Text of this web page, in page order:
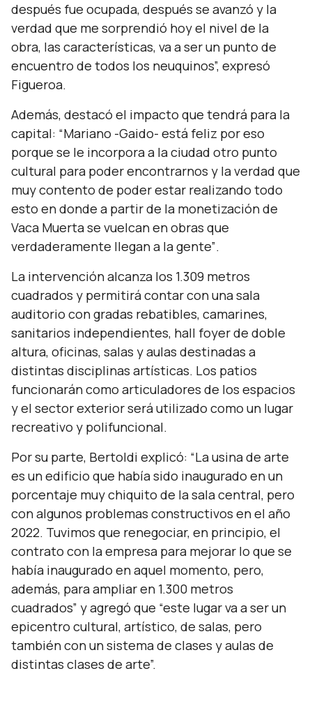
después fue ocupada, después se avanzó y la
verdad que me sorprendió hoy el nivel de la
obra, las características, va a ser un punto de
encuentro de todos los neuquinos”, expresó
Figueroa.
Además, destacó el impacto que tendrá para la
capital: “Mariano -Gaido- está feliz por eso
porque se le incorpora a la ciudad otro punto
cultural para poder encontrarnos y la verdad que
muy contento de poder estar realizando todo
esto en donde a partir de la monetización de
Vaca Muerta se vuelcan en obras que
verdaderamente llegan a la gente”.
La intervención alcanza los 1.309 metros
cuadrados y permitirá contar con una sala
auditorio con gradas rebatibles, camarines,
sanitarios independientes, hall foyer de doble
altura, oficinas, salas y aulas destinadas a
distintas disciplinas artísticas. Los patios
funcionarán como articuladores de los espacios
y el sector exterior será utilizado como un lugar
recreativo y polifuncional.
Por su parte, Bertoldi explicó: “La usina de arte
es un edificio que había sido inaugurado en un
porcentaje muy chiquito de la sala central, pero
con algunos problemas constructivos en el año
2022. Tuvimos que renegociar, en principio, el
contrato con la empresa para mejorar lo que se
había inaugurado en aquel momento, pero,
además, para ampliar en 1.300 metros
cuadrados” y agregó que “este lugar va a ser un
epicentro cultural, artístico, de salas, pero
también con un sistema de clases y aulas de
distintas clases de arte”.